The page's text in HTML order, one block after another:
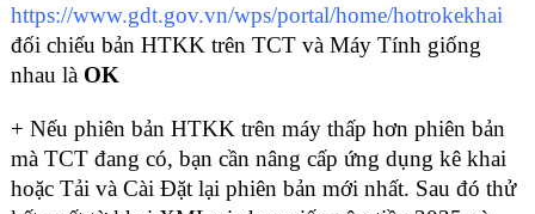
https://www.gdt.gov.vn/wps/portal/home/hotrokekhai
đối chiếu bản HTKK trên TCT và Máy Tính giống
nhau là OK
+ Nếu phiên bản HTKK trên máy thấp hơn phiên bản
mà TCT đang có, bạn cần nâng cấp ứng dụng kê khai
hoặc Tải và Cài Đặt lại phiên bản mới nhất. Sau đó thử